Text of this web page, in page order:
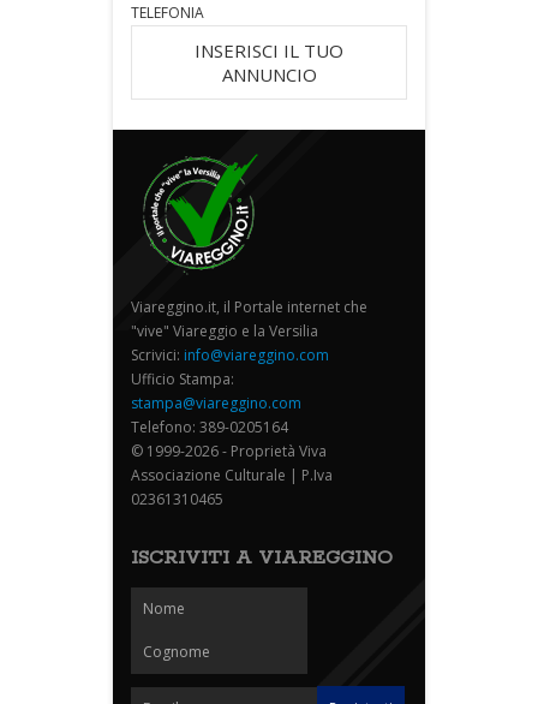
TELEFONIA
INSERISCI IL TUO
ANNUNCIO
Viareggino.it, il Portale internet che
"vive" Viareggio e la Versilia
Scrivici: info@viareggino.com
Ufficio Stampa:
stampa@viareggino.com
Telefono: 389-0205164
© 1999-2026 - Proprietà Viva
Associazione Culturale | P.Iva
02361310465
ISCRIVITI A VIAREGGINO